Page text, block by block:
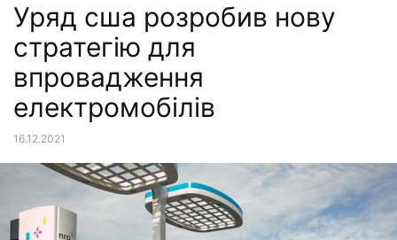
Уряд сша розробив нову
стратегію для
впровадження
електромобілів
16.12.2021